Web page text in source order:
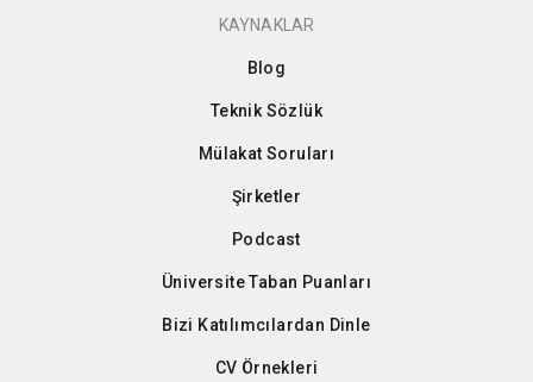
KAYNAKLAR
Blog
Teknik Sözlük
Mülakat Soruları
Şirketler
Podcast
Üniversite Taban Puanları
Bizi Katılımcılardan Dinle
CV Örnekleri